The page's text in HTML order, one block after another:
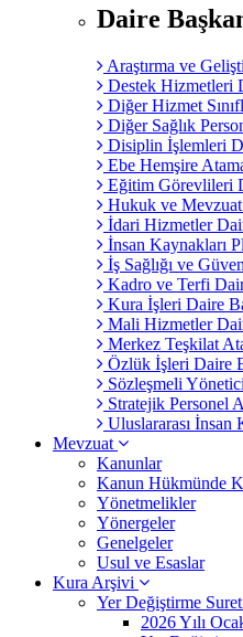
Daire
Araştırma ve
Destek Hizmetleri
Diğer Hizmet
Diğer Sağlık
Disiplin İşlemleri
Ebe Hemşire
Eğitim Görevlileri
Hukuk ve Mevzuat
İdari Hizmetler
İnsan Kaynakları
İş Sağlığı ve
Kadro ve Terfi
Kura İşleri Daire
Mali Hizmetler
Merkez Teşkilat
Özlük İşleri Daire
Sözleşmeli
Stratejik Personel
Uluslararası İnsan
Mevzuat
Kanunlar
Kanun Hükmünde
Yönetmelikler
Yönergeler
Genelgeler
Usul ve Esaslar
Kura Arşivi
Yer Değiştirme
2026 Yılı